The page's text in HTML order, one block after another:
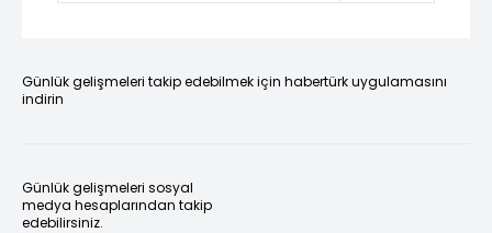
Günlük gelişmeleri takip edebilmek için habertürk uygulamasını
indirin
Günlük gelişmeleri sosyal
medya hesaplarından takip
edebilirsiniz.